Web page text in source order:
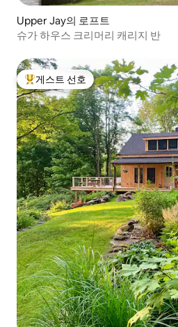
Upper Jay의 로프트
슈가 하우스 크리머리 캐리지 반
상위 게스트 선호
게스트 선호